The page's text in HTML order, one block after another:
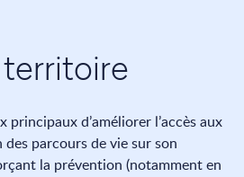
territoire
principaux d’améliorer l’accès aux
parcours de vie sur son
la prévention (notamment en